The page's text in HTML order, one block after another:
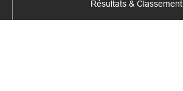
Résultats & Classement